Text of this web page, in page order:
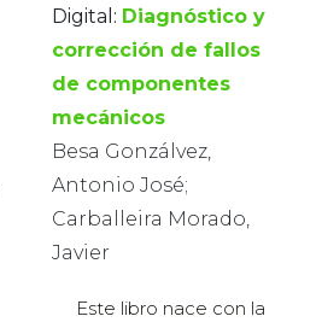
Digital: Diagnóstico y
corrección de fallos
de componentes
mecánicos
Besa Gonzálvez,
Antonio José;
Carballeira Morado,
Javier
Este libro nace con la